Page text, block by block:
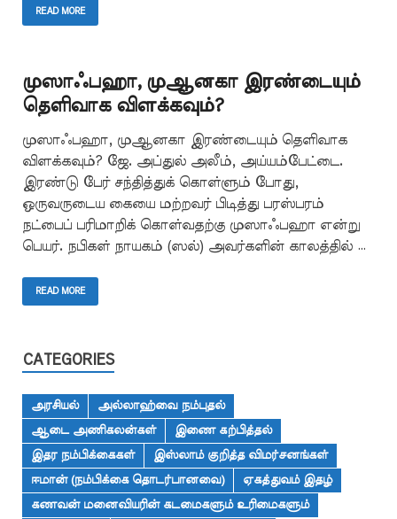
READ MORE
முஸாஃபஹா, முஆனகா இரண்டையும்
தெளிவாக விளக்கவும்?
முஸாஃபஹா, முஆனகா இரண்டையும் தெளிவாக
விளக்கவும்? ஜே. அப்துல் அலீம், அய்யம்பேட்டை.
இரண்டு பேர் சந்தித்துக் கொள்ளும் போது,
ஒருவருடைய கையை மற்றவர் பிடித்து பரஸ்பரம்
நட்பைப் பரிமாறிக் கொள்வதற்கு முஸாஃபஹா என்று
பெயர். நபிகள் நாயகம் (ஸல்) அவர்களின் காலத்தில் …
READ MORE
CATEGORIES
அரசியல்
அல்லாஹ்வை நம்புதல்
ஆடை அணிகலன்கள்
இணை கற்பித்தல்
இதர நம்பிக்கைகள்
இஸ்லாம் குறித்த விமர்சனங்கள்
ஈமான் (நம்பிக்கை தொடர்பானவை)
ஏகத்துவம் இதழ்
கணவன் மனைவியரின் கடமைகளும் உரிமைகளும்